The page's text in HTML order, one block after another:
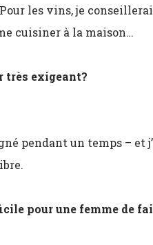
les vins, je
cuisiner à la maison…
très exigeant?
pendant un temps – et
pour une femme de